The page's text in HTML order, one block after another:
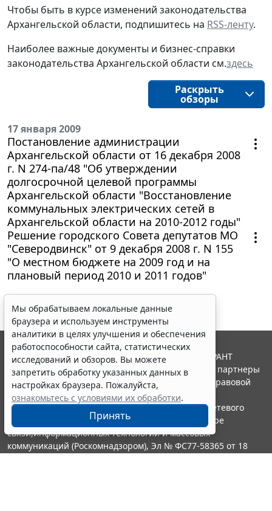
Чтобы быть в курсе изменений законодательства
Архангельской области, подпишитесь на RSS-ленту.
Наиболее важные документы и бизнес-справки
законодательства Архангельской области см.здесь
Раскрыть
обзоры
17 января 2009
Постановление администрации
Архангельской области от 16 декабря 2008
г. N 274-па/48 "Об утверждении
долгосрочной целевой программы
Архангельской области "Восстановление
коммунальных электрических сетей в
Архангельской области на 2010-2012 годы"
Решение городского Совета депутатов МО
"Северодвинск" от 9 декабря 2008 г. N 155
"О местном бюджете на 2009 год и на
плановый период 2010 и 2011 годов"
Мы обрабатываем локальные данные
браузера и используем инструменты
аналитики в целях улучшения и обеспечения
работоспособности сайта, статистических
исследований и обзоров. Вы можете
запретить обработку указанных данных в
настройках браузера. Пожалуйста,
ознакомьтесь с условиями их обработки.
Принять
© ООО "НПП "ГАРАНТ-СЕРВИС", 2026. Система ГАРАНТ
выпускается с 1990 года. Компания "Гарант" и ее партнеры
являются участниками Российской ассоциации правовой
информации ГАРАНТ.
Портал ГАРАНТ.РУ зарегистрирован в качестве сетевого
издания Федеральной службой по надзору в сфере
связи,информационных технологий и массовых
коммуникаций (Роскомнадзором), Эл № ФС77-58365 от 18